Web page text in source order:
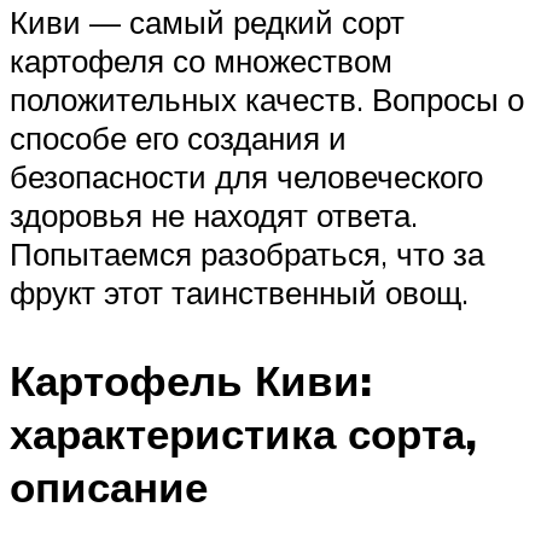
Киви — самый редкий сорт
картофеля со множеством
положительных качеств. Вопросы о
способе его создания и
безопасности для человеческого
здоровья не находят ответа.
Попытаемся разобраться, что за
фрукт этот таинственный овощ.
Картофель Киви:
характеристика сорта,
описание